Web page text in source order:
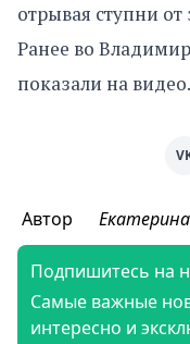
отрывая ступни от
Ранее во
показали на видео.
Автор
Подпишитесь на
Самые важные
интересно и